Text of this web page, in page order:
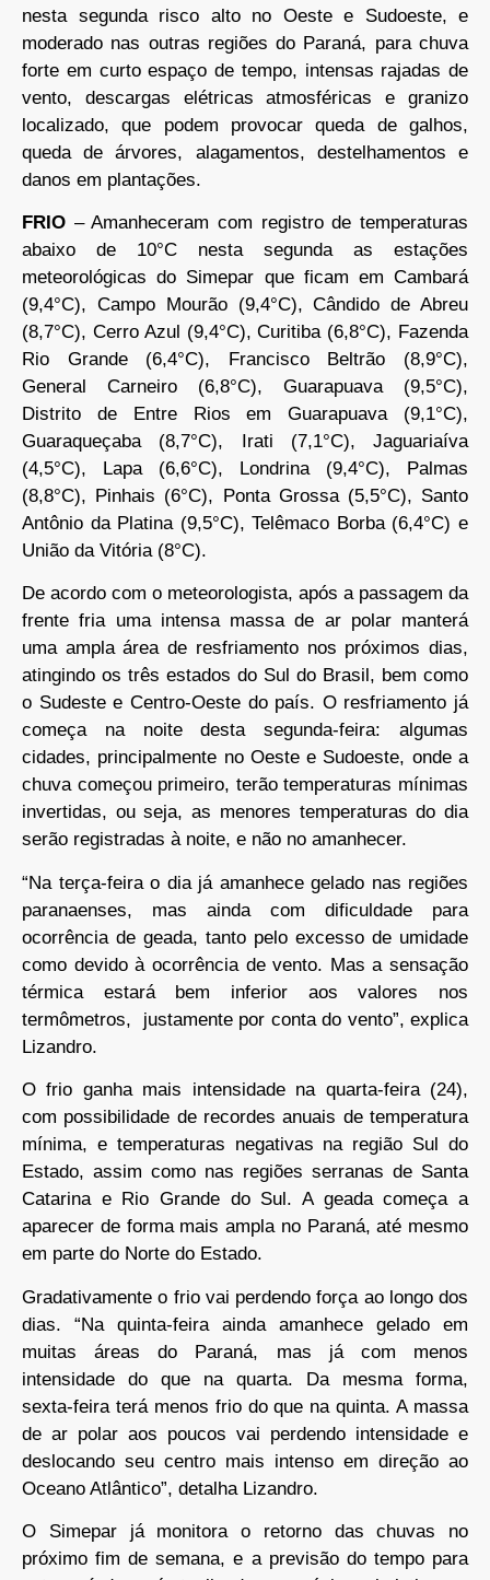
nesta segunda risco alto no Oeste e Sudoeste, e
moderado nas outras regiões do Paraná, para chuva
forte em curto espaço de tempo, intensas rajadas de
vento, descargas elétricas atmosféricas e granizo
localizado, que podem provocar queda de galhos,
queda de árvores, alagamentos, destelhamentos e
danos em plantações.
FRIO – Amanheceram com registro de temperaturas
abaixo de 10°C nesta segunda as estações
meteorológicas do Simepar que ficam em Cambará
(9,4°C), Campo Mourão (9,4°C), Cândido de Abreu
(8,7°C), Cerro Azul (9,4°C), Curitiba (6,8°C), Fazenda
Rio Grande (6,4°C), Francisco Beltrão (8,9°C),
General Carneiro (6,8°C), Guarapuava (9,5°C),
Distrito de Entre Rios em Guarapuava (9,1°C),
Guaraqueçaba (8,7°C), Irati (7,1°C), Jaguariaíva
(4,5°C), Lapa (6,6°C), Londrina (9,4°C), Palmas
(8,8°C), Pinhais (6°C), Ponta Grossa (5,5°C), Santo
Antônio da Platina (9,5°C), Telêmaco Borba (6,4°C) e
União da Vitória (8°C).
De acordo com o meteorologista, após a passagem da
frente fria uma intensa massa de ar polar manterá
uma ampla área de resfriamento nos próximos dias,
atingindo os três estados do Sul do Brasil, bem como
o Sudeste e Centro-Oeste do país. O resfriamento já
começa na noite desta segunda-feira: algumas
cidades, principalmente no Oeste e Sudoeste, onde a
chuva começou primeiro, terão temperaturas mínimas
invertidas, ou seja, as menores temperaturas do dia
serão registradas à noite, e não no amanhecer.
“Na terça-feira o dia já amanhece gelado nas regiões
paranaenses, mas ainda com dificuldade para
ocorrência de geada, tanto pelo excesso de umidade
como devido à ocorrência de vento. Mas a sensação
térmica estará bem inferior aos valores nos
termômetros, justamente por conta do vento”, explica
Lizandro.
O frio ganha mais intensidade na quarta-feira (24),
com possibilidade de recordes anuais de temperatura
mínima, e temperaturas negativas na região Sul do
Estado, assim como nas regiões serranas de Santa
Catarina e Rio Grande do Sul. A geada começa a
aparecer de forma mais ampla no Paraná, até mesmo
em parte do Norte do Estado.
Gradativamente o frio vai perdendo força ao longo dos
dias. “Na quinta-feira ainda amanhece gelado em
muitas áreas do Paraná, mas já com menos
intensidade do que na quarta. Da mesma forma,
sexta-feira terá menos frio do que na quinta. A massa
de ar polar aos poucos vai perdendo intensidade e
deslocando seu centro mais intenso em direção ao
Oceano Atlântico”, detalha Lizandro.
O Simepar já monitora o retorno das chuvas no
próximo fim de semana, e a previsão do tempo para